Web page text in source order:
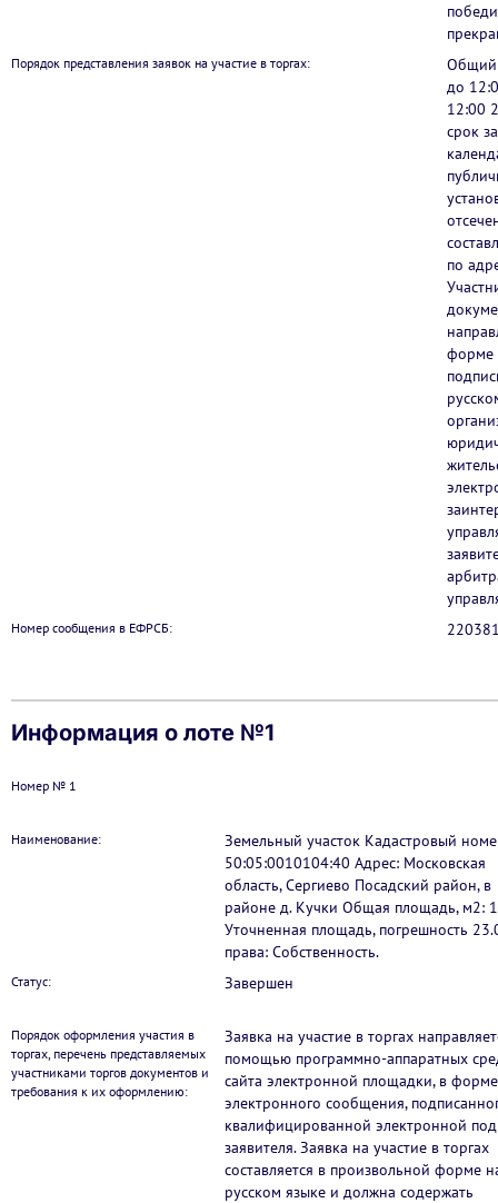
Порядок представления заявок на участие в торгах:
Общий
до
12:00
срок
по
форме
Номер сообщения в ЕФРСБ:
Информация о лоте №1
Номер № 1
Наименование:
Земельный участок Кадастровый
50:05:0010104:40 Адрес: Московская
область, Сергиево Посадский район, в
районе д. Кучки Общая площадь, м2:
Уточненная площадь, погрешность
права: Собственность.
Статус: Завершен
Порядок оформления участия в
торгах, перечень представляемых
участниками торгов документов и
требования к их оформлению:
Заявка на участие в торгах
помощью программно-аппаратных
сайта электронной площадки, в форме
электронного сообщения,
квалифицированной электронной
заявителя. Заявка на участие в торгах
составляется в произвольной форме
русском языке и должна содержать